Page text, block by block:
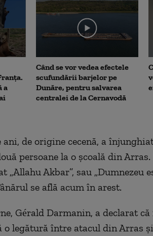
a
Când se vor vedea efectele
scufundării barjelor pe
Dunăre, pentru salvarea
centralei de la Cernavodă
ani, de origine cecenă, a
persoane la o școală din
„Allahu Akbar”, sau „Dumnezeu
se află acum în arest.
Gérald Darmanin, a declarat că
o legătură între atacul din Arras